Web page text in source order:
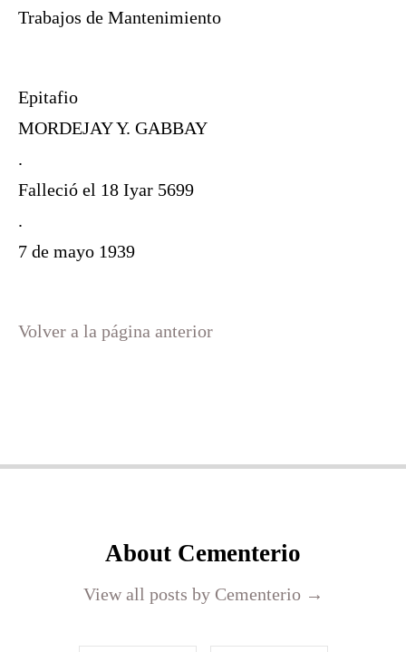
Trabajos de Mantenimiento
Epitafio
MORDEJAY Y. GABBAY
.
Falleció el 18 Iyar 5699
.
7 de mayo 1939
Volver a la página anterior
About Cementerio
View all posts by Cementerio →